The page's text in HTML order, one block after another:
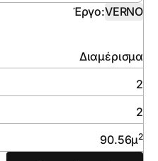
Έργο:VERNO
Διαμέρισμα
2
2
90.56μ2